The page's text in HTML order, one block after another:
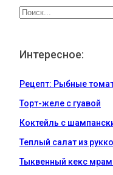
Интересное:
Рецепт: Рыбные
Торт-желе с гуавой
Коктейль с
Теплый салат из
Тыквенный кекс